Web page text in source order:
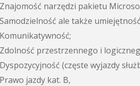
Znajomość narzędzi pakietu
Samodzielność ale także
Komunikatywność;
Zdolność przestrzennego i
Dyspozycyjność (częste wyjazdy
Prawo jazdy kat. B,